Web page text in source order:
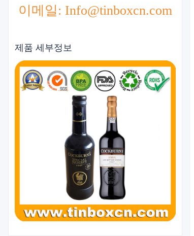
이메일: Info@tinboxcn.com
제품 세부정보